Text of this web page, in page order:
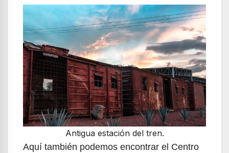
Antigua estación del tren.
Aquí también podemos encontrar el Centro